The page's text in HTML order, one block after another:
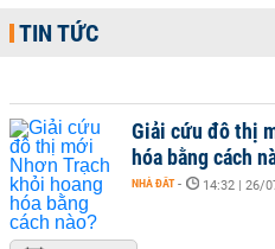
TIN TỨC
Giải cứu đô thị
hóa bằng cách
NHÀ ĐẤT - 14:32 | 26/